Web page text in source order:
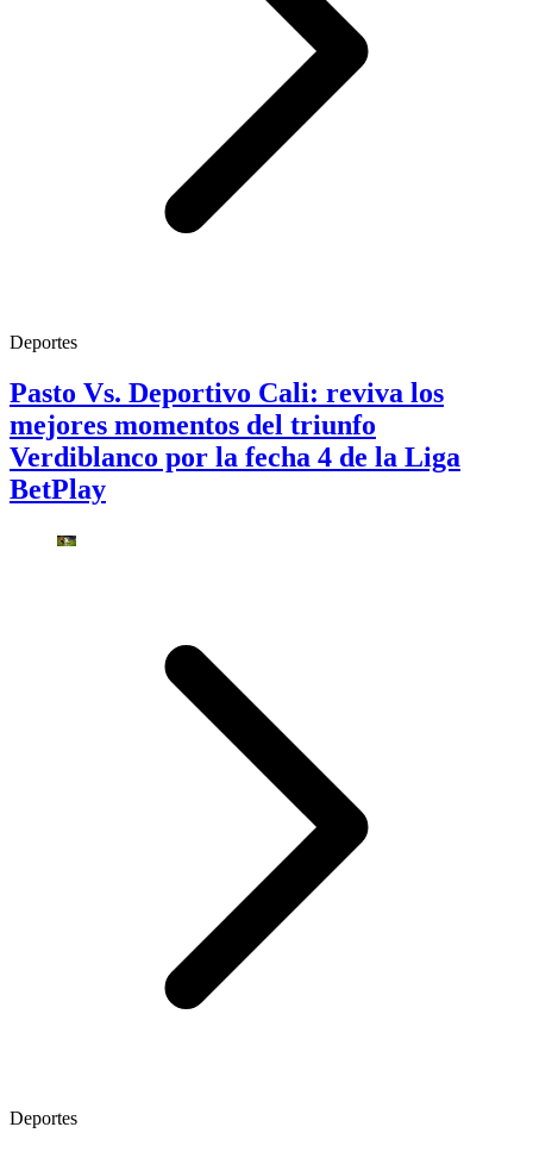
Deportes
Pasto Vs. Deportivo Cali: reviva los
mejores momentos del triunfo
Verdiblanco por la fecha 4 de la Liga
BetPlay
Deportes